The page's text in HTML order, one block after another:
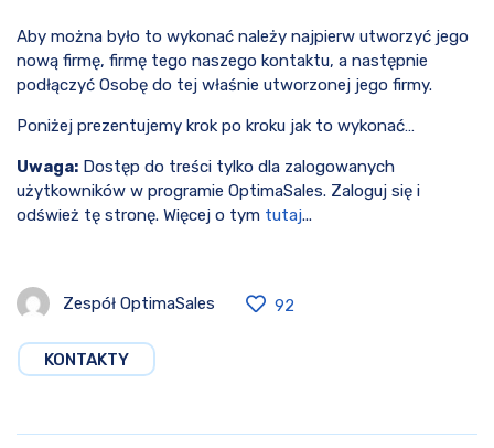
Aby można było to wykonać należy najpierw utworzyć jego
nową firmę, firmę tego naszego kontaktu, a następnie
podłączyć Osobę do tej właśnie utworzonej jego firmy.
Poniżej prezentujemy krok po kroku jak to wykonać…
Uwaga: Dostęp do treści tylko dla zalogowanych
użytkowników w programie OptimaSales. Zaloguj się i
odśwież tę stronę. Więcej o tym tutaj...
Zespół OptimaSales 92
KONTAKTY